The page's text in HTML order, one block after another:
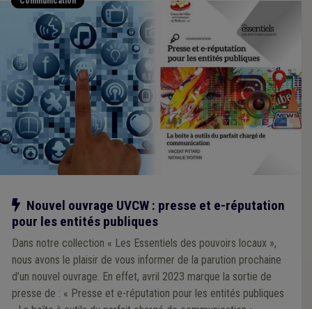
Notre action
Nouvel ouvrage UVCW : presse et e-réputation
pour les entités publiques
Dans notre collection « Les Essentiels des pouvoirs locaux »,
nous avons le plaisir de vous informer de la parution prochaine
d’un nouvel ouvrage. En effet, avril 2023 marque la sortie de
presse de : « Presse et e-réputation pour les entités publiques